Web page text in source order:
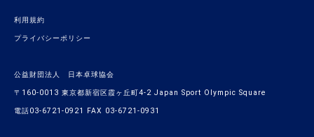
利用規約
プライバシーポリシー
公益財団法人 日本卓球協会
〒160-0013 東京都新宿区霞ヶ丘町4-2 Japan Sport Olympic Square
電話03-6721-0921 FAX 03-6721-0931